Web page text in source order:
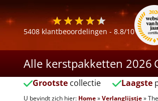
5408 klantbeoordelingen - 8.8/10
Alle kerstpakketten 2026
Grootste collectie Laagste
U bevindt zich hier: Home»Verlanglijstje»